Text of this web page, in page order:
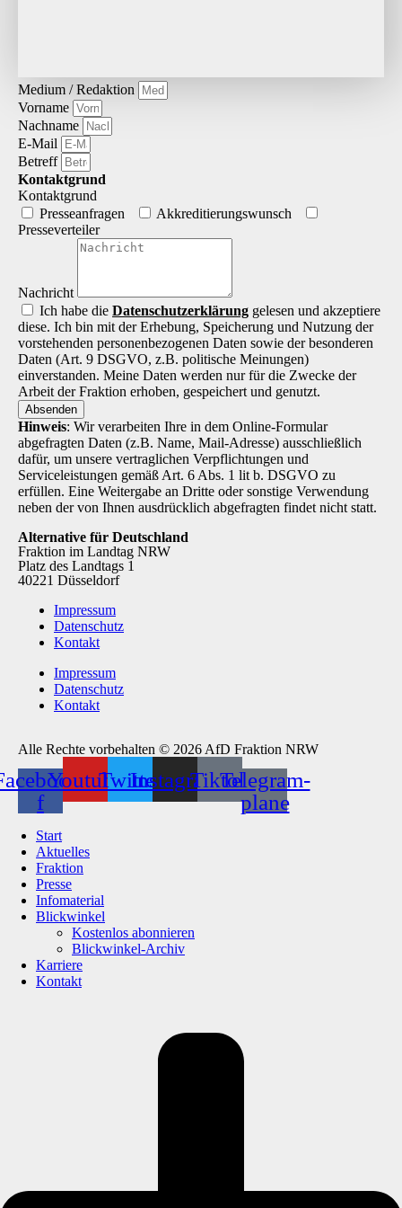
Medium / Redaktion
Vorname
Nachname
E-Mail
Betreff
Kontaktgrund
Kontaktgrund
Presseanfragen
Akkreditierungs­wunsch
Presseverteiler
Nachricht
Ich habe die Datenschutz­erklärung gelesen und akzeptiere
diese. Ich bin mit der Erhebung, Speicherung und Nutzung der
vorstehenden personenbezogenen Daten sowie der besonderen
Daten (Art. 9 DSGVO, z.B. politische Meinungen)
einverstanden. Meine Daten werden nur für die Zwecke der
Arbeit der Fraktion erhoben, gespeichert und genutzt.
Absenden
Hinweis: Wir verarbeiten Ihre in dem Online-Formular
abgefragten Daten (z.B. Name, Mail-Adresse) ausschließlich
dafür, um unsere vertraglichen Verpflichtungen und
Serviceleistungen gemäß Art. 6 Abs. 1 lit b. DSGVO zu
erfüllen. Eine Weitergabe an Dritte oder sonstige Verwendung
neben der von Ihnen ausdrücklich abgefragten findet nicht statt.
Alternative für Deutschland
Fraktion im Landtag NRW
Platz des Landtags 1
40221 Düsseldorf
Impressum
Datenschutz
Kontakt
Impressum
Datenschutz
Kontakt
Alle Rechte vorbehalten © 2026 AfD Fraktion NRW
f
YoutubeTwitterInstagramTiktokTelegram-
plane
Start
Aktuelles
Fraktion
Presse
Infomaterial
Blickwinkel
Kostenlos abonnieren
Blickwinkel-Archiv
Karriere
Kontakt